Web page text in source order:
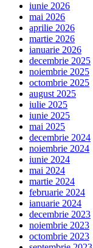
iunie 2026
mai 2026
aprilie 2026
martie 2026
ianuarie 2026
decembrie 2025
noiembrie 2025
octombrie 2025
august 2025
iulie 2025
iunie 2025
mai 2025
decembrie 2024
noiembrie 2024
iunie 2024
mai 2024
martie 2024
februarie 2024
ianuarie 2024
decembrie 2023
noiembrie 2023
octombrie 2023